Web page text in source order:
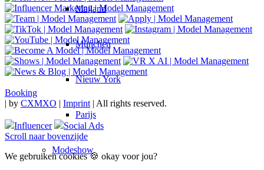
Mailand
München
Nieuw York
Parijs
Modeshow
Booking
| by CXMXO | Imprint | All rights reserved.
Influencer
Social Ads
Scroll naar bovenzijde
We gebruiken cookies 🍪 okay voor jou?